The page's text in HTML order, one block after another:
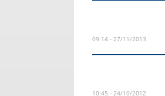
27/11/2013 - 09:14
24/10/2012 - 10:45